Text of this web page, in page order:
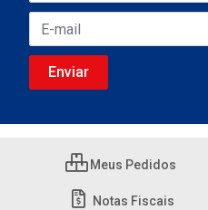
Meus Pedidos
Notas Fiscais